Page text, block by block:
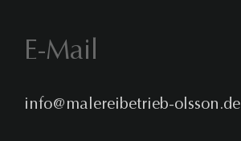
E-Mail
info@malereibetrieb-olsson.de